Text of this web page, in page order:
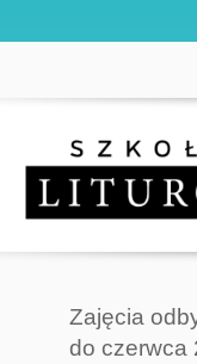
Zajęcia
do czerwca